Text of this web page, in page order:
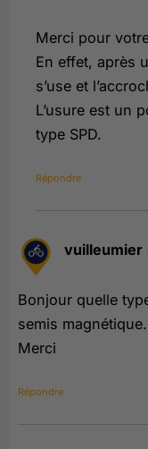
Merci pour
En effet, après
s’use et
L’usure est un
type SPD.
Répondre
vuilleumier
Bonjour quelle
semis magnétique.
Merci
Répondre